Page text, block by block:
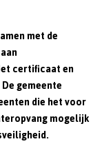
met de
certificaat en
gemeente
die het voor
mogelijk